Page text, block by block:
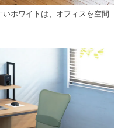
ホワイトは、オフィスを空間